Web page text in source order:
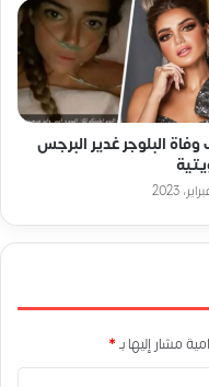
البلوجر غدير البرجس
مشار إليها بـ*